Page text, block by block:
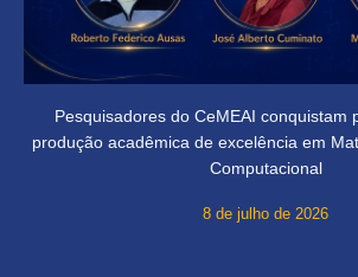
Pesquisadores do CeMEAI conquistam
produção acadêmica de excelência em
Computacional
8 de julho de 2026